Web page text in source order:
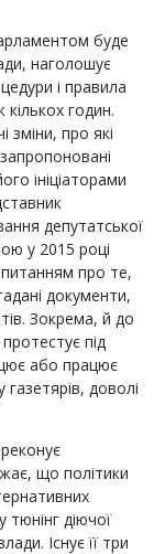
буде
наголошує
і правила
годин.
зміни, про які
ініціаторами
депутатської
у 2015 році
про те,
документи,
Зокрема, й до
під
або працює
доволі
що політики
діючої
Існує її три